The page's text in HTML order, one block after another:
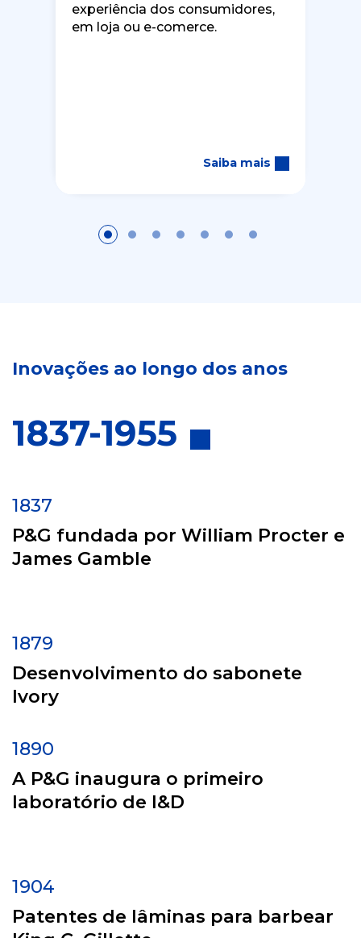
experiência dos consumidores,
em loja ou e-comerce.
Saiba mais
Inovações ao longo dos anos
1837-1955
1837
P&G fundada por William Procter e
James Gamble
1879
Desenvolvimento do sabonete
Ivory
1890
A P&G inaugura o primeiro
laboratório de I&D
1904
Patentes de lâminas para barbear